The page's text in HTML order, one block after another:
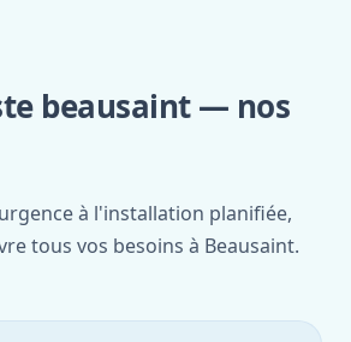
beausaint — nos
à l'installation planifiée,
tous vos besoins à Beausaint.